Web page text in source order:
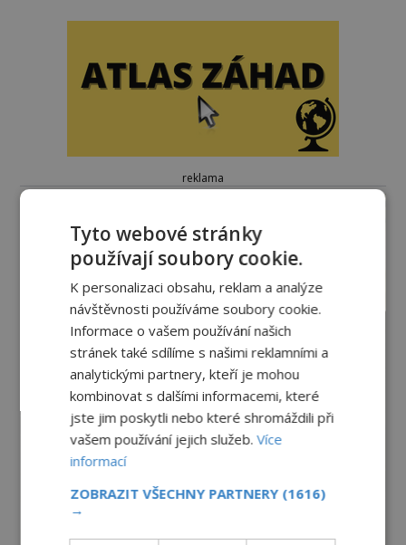
reklama
Tyto webové stránky
používají soubory cookie.
K personalizaci obsahu, reklam a analýze
návštěvnosti používáme soubory cookie.
Informace o vašem používání našich
stránek také sdílíme s našimi reklamními a
analytickými partnery, kteří je mohou
kombinovat s dalšími informacemi, které
jste jim poskytli nebo které shromáždili při
vašem používání jejich služeb.Více
informací
ZOBRAZIT VŠECHNY PARTNERY (1616)
→